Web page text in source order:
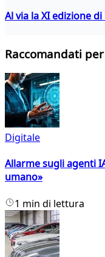
Al via la XI edizione
Raccomandati
Digitale
Allarme sugli agenti
umano»
1 min di lettura